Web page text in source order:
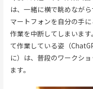
は、一緒に横で眺めなが
マートフォンを自分の手
作業を中断してしまいま
て作業している姿（
に）は、普段のワークシ
ます。